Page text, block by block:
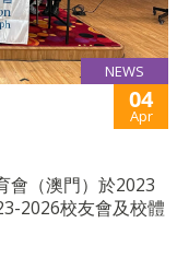
NEWS
04
Apr
會（澳門）於2023
2026校友會及校體